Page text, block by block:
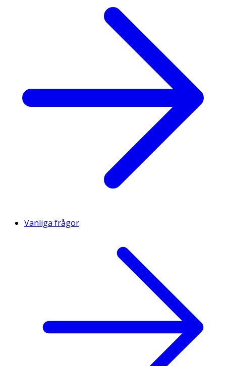
Vanliga frågor